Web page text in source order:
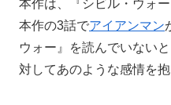
本作は、『シビル・ウォ
本作の3話でアイアンマン
ウォー』を読んでいない
対してあのような感情を